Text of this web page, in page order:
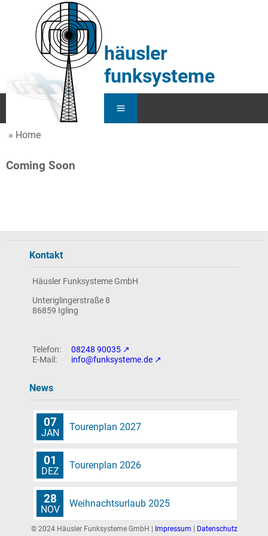
häusler
funksysteme
News
Home
Coming Soon
Kontakt
Häusler Funksysteme GmbH
Unteriglingerstraße 8
86859 Igling
08248 90035
info@funksysteme.de
News
07
JAN
Tourenplan 2027
01
DEZ
Tourenplan 2026
28
NOV
Weihnachtsurlaub 2025
© 2024 Häusler Funksysteme GmbH | Impressum Datenschutz